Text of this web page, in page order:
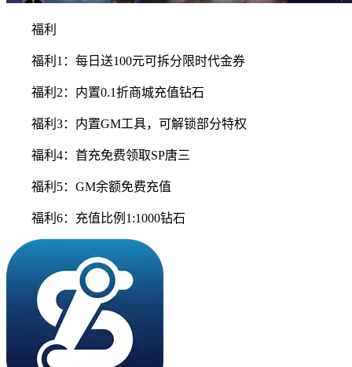
福利
福利1：每日送100元可拆分限时代金券
福利2：内置0.1折商城充值钻石
福利3：内置GM工具，可解锁部分特权
福利4：首充免费领取SP唐三
福利5：GM余额免费充值
福利6：充值比例1:1000钻石